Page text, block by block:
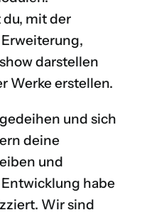
du, mit der
darstellen
Werke erstellen.
und sich
deine
und
habe
Wir sind